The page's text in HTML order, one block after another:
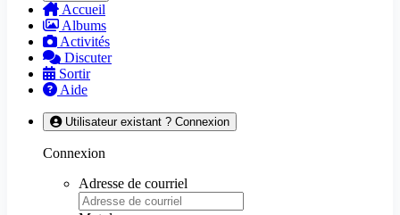
Accueil
Albums
Activités
Discuter
Sortir
Aide
Utilisateur existant ? Connexion
Connexion
Adresse de courriel